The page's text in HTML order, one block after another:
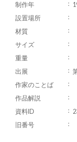
制作年
設置場所
材質
サイズ
重量
出展
作家のことば
作品解説
資料ID
旧番号